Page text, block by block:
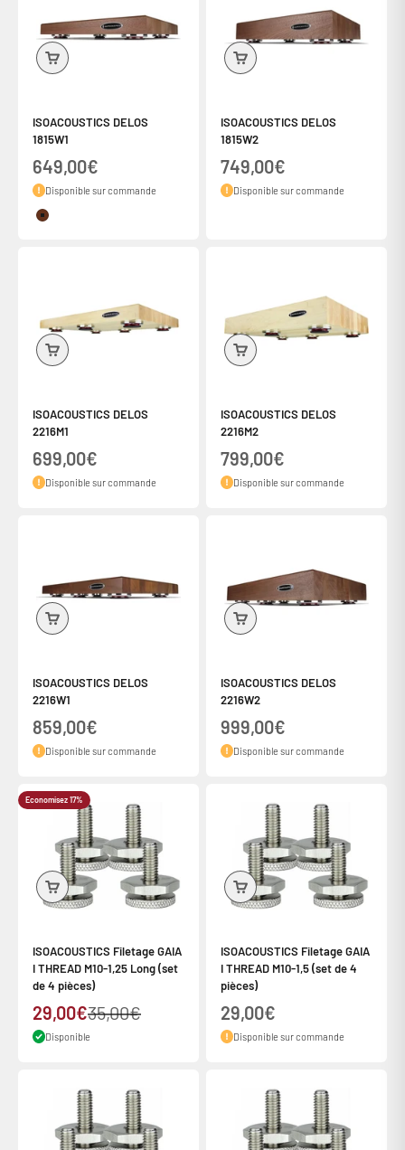
ISOACOUSTICS DELOS
1815W1
Prix de vente
649,00€
Disponible sur commande
Couleur
Noyer
ISOACOUSTICS DELOS
1815W2
Prix de vente
749,00€
Disponible sur commande
ISOACOUSTICS DELOS
2216M1
Prix de vente
699,00€
Disponible sur commande
ISOACOUSTICS DELOS
2216M2
Prix de vente
799,00€
Disponible sur commande
ISOACOUSTICS DELOS
2216W1
Prix de vente
859,00€
Disponible sur commande
ISOACOUSTICS DELOS
2216W2
Prix de vente
999,00€
Disponible sur commande
Economisez 17%
ISOACOUSTICS Filetage GAIA
I THREAD M10-1,25 Long (set
de 4 pièces)
Prix de vente
29,00€Prix normal
35,00€
Disponible
ISOACOUSTICS Filetage GAIA
I THREAD M10-1,5 (set de 4
pièces)
Prix de vente
29,00€
Disponible sur commande